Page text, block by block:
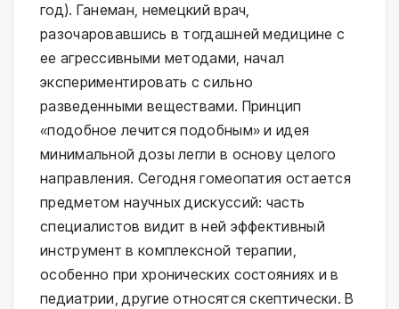
год). Ганеман, немецкий врач,
разочаровавшись в тогдашней медицине с
ее агрессивными методами, начал
экспериментировать с сильно
разведенными веществами. Принцип
«подобное лечится подобным» и идея
минимальной дозы легли в основу целого
направления. Сегодня гомеопатия остается
предметом научных дискуссий: часть
специалистов видит в ней эффективный
инструмент в комплексной терапии,
особенно при хронических состояниях и в
педиатрии, другие относятся скептически. В